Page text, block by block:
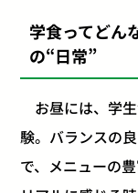
学食ってどん
の“日常”
お昼には、学
験。バランスの
で、メニューの